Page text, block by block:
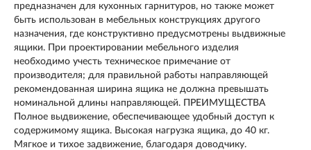
предназначен для кухонных гарнитуров, но также может
быть использован в мебельных конструкциях другого
назначения, где конструктивно предусмотрены выдвижные
ящики. При проектировании мебельного изделия
необходимо учесть техническое примечание от
производителя; для правильной работы направляющей
рекомендованная ширина ящика не должна превышать
номинальной длины направляющей. ПРЕИМУЩЕСТВА
Полное выдвижение, обеспечивающее удобный доступ к
содержимому ящика. Высокая нагрузка ящика, до 40 кг.
Мягкое и тихое задвижение, благодаря доводчику.